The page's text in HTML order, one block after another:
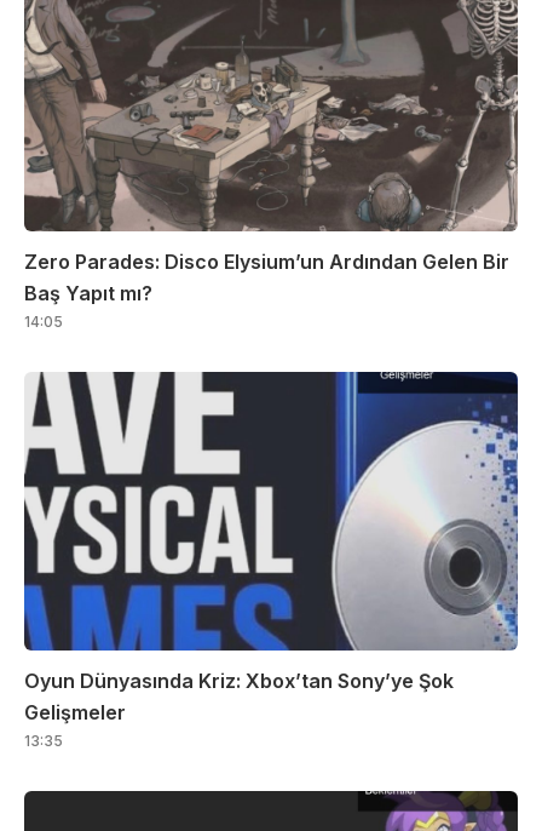
Zero Parades: Disco Elysium’un Ardından Gelen Bir
Baş Yapıt mı?
14:05
Oyun Dünyasında Kriz: Xbox’tan Sony’ye Şok
Gelişmeler
13:35